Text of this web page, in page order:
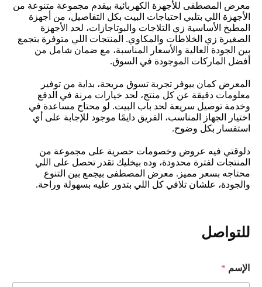
معرض المصطفى للأجهزة الكهربائية بيقدم مجموعة متنوعة من
الأجهزة اللي بتلبي احتياجات البيت بكل التفاصيل، من أجهزة
المطبخ الأساسية زي التلاجات والبوتاجازات، لحد الأجهزة
الصغيرة زي الخلاطات والمكاوي. المنتجات اللي متوفرة بتجمع
بين الجودة العالية والأسعار المناسبة، مع ضمان شامل من
أفضل الماركات الموجودة في السوق.
المعرض كمان بيوفر تجربة تسوق مريحة، بداية من توفير
معلومات دقيقة عن كل منتج، لحد خيارات مرنة في الدفع
وخدمة توصيل سريعة لحد باب البيت. لو محتاج مساعدة في
اختيار الجهاز المناسب، الفريق دايمًا موجود للإجابة على أي
استفسار بكل وضوح.
دلوقتي فيه عروض وخصومات حصرية على مجموعة من
المنتجات لفترة محدودة، وده بيخليك تقدر تحصل على اللي
محتاجه بسعر مميز. معرض المصطفى بيجمع بين التنوع
والجودة، علشان تلاقي كل اللي بتدور عليه بسهولة وراحة.
للتواصل
الإسم *